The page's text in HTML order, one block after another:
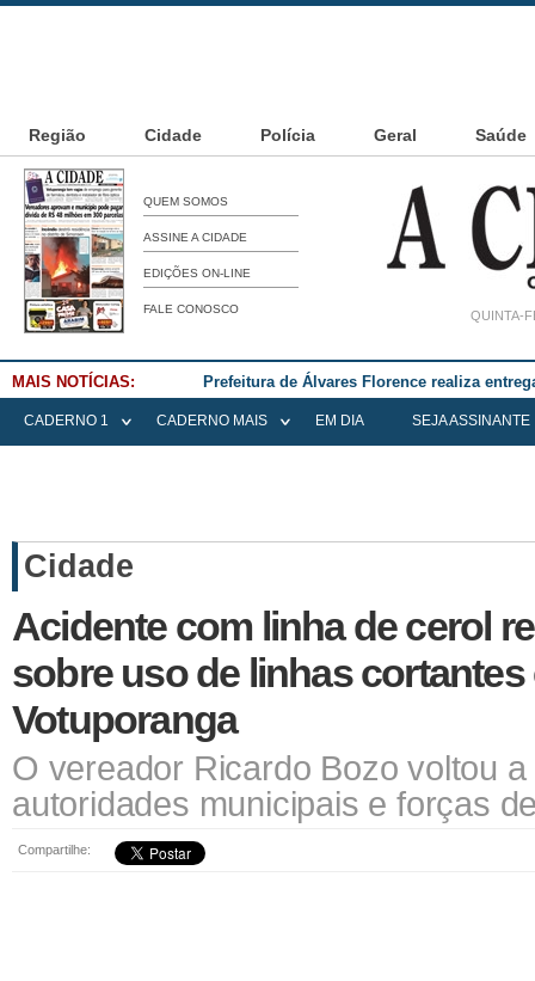
Região Cidade Polícia Geral Saúde
QUEM SOMOS
ASSINE A CIDADE
EDIÇÕES ON-LINE
FALE CONOSCO QUINTA-
MAIS NOTÍCIAS: Prefeitura de Álvares Florence realiza
CADERNO 1 CADERNO MAIS EM DIA SEJA ASSINANTE
Cidade
Acidente com linha de cerol
sobre uso de linhas cortantes
Votuporanga
O vereador Ricardo Bozo voltou
autoridades municipais e forças
Compartilhe: